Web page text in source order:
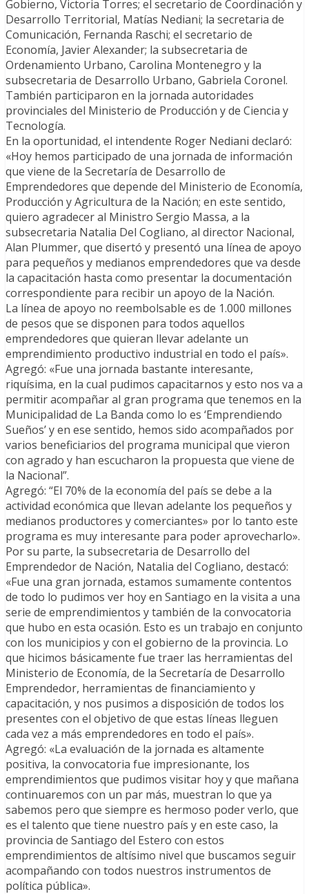
Gobierno, Victoria Torres; el secretario de Coordinación y
Desarrollo Territorial, Matías Nediani; la secretaria de
Comunicación, Fernanda Raschi; el secretario de
Economía, Javier Alexander; la subsecretaria de
Ordenamiento Urbano, Carolina Montenegro y la
subsecretaria de Desarrollo Urbano, Gabriela Coronel.
También participaron en la jornada autoridades
provinciales del Ministerio de Producción y de Ciencia y
Tecnología.
En la oportunidad, el intendente Roger Nediani declaró:
«Hoy hemos participado de una jornada de información
que viene de la Secretaría de Desarrollo de
Emprendedores que depende del Ministerio de Economía,
Producción y Agricultura de la Nación; en este sentido,
quiero agradecer al Ministro Sergio Massa, a la
subsecretaria Natalia Del Cogliano, al director Nacional,
Alan Plummer, que disertó y presentó una línea de apoyo
para pequeños y medianos emprendedores que va desde
la capacitación hasta como presentar la documentación
correspondiente para recibir un apoyo de la Nación.
La línea de apoyo no reembolsable es de 1.000 millones
de pesos que se disponen para todos aquellos
emprendedores que quieran llevar adelante un
emprendimiento productivo industrial en todo el país».
Agregó: «Fue una jornada bastante interesante,
riquísima, en la cual pudimos capacitarnos y esto nos va a
permitir acompañar al gran programa que tenemos en la
Municipalidad de La Banda como lo es ‘Emprendiendo
Sueños’ y en ese sentido, hemos sido acompañados por
varios beneficiarios del programa municipal que vieron
con agrado y han escucharon la propuesta que viene de
la Nacional”.
Agregó: “El 70% de la economía del país se debe a la
actividad económica que llevan adelante los pequeños y
medianos productores y comerciantes» por lo tanto este
programa es muy interesante para poder aprovecharlo».
Por su parte, la subsecretaria de Desarrollo del
Emprendedor de Nación, Natalia del Cogliano, destacó:
«Fue una gran jornada, estamos sumamente contentos
de todo lo pudimos ver hoy en Santiago en la visita a una
serie de emprendimientos y también de la convocatoria
que hubo en esta ocasión. Esto es un trabajo en conjunto
con los municipios y con el gobierno de la provincia. Lo
que hicimos básicamente fue traer las herramientas del
Ministerio de Economía, de la Secretaría de Desarrollo
Emprendedor, herramientas de financiamiento y
capacitación, y nos pusimos a disposición de todos los
presentes con el objetivo de que estas líneas lleguen
cada vez a más emprendedores en todo el país».
Agregó: «La evaluación de la jornada es altamente
positiva, la convocatoria fue impresionante, los
emprendimientos que pudimos visitar hoy y que mañana
continuaremos con un par más, muestran lo que ya
sabemos pero que siempre es hermoso poder verlo, que
es el talento que tiene nuestro país y en este caso, la
provincia de Santiago del Estero con estos
emprendimientos de altísimo nivel que buscamos seguir
acompañando con todos nuestros instrumentos de
política pública».